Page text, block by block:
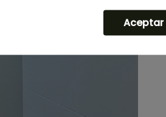
Aceptar